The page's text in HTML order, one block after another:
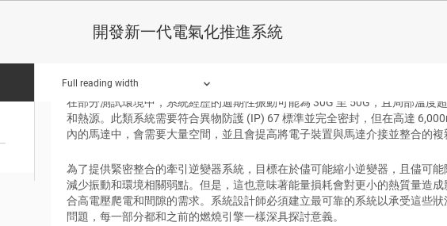
開發新一代電氣化推進系統
Full reading width
圖 3
在部分測試環境中，系統經歷的週期性振動可能為 30G 至 50G，且局部溫
和熱源。此類系統需要符合異物防護 (IP) 67 標準並完全密封，但在高達
內的馬達中，會需要大量空間，並且會提高將電子裝置與馬達介接並整合的複
為了提供緊密整合的牽引逆變器系統，目標在於儘可能縮小逆變器，且儘可
減少振動和環境相關弱點。但是，這也意味著能量損耗會對更小的熱質量造
合高電壓爬電和間隙的需求。系統設計師必須建立最可靠的系統以承受這些
問題，每一部分都和之前的燃燒引擎一樣深具探討意義。